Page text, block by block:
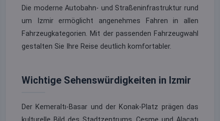
Die moderne Autobahn- und Straßeninfrastruktur rund
um Izmir ermöglicht angenehmes Fahren in allen
Fahrzeugkategorien. Mit der passenden Fahrzeugwahl
gestalten Sie Ihre Reise deutlich komfortabler.
Wichtige Sehenswürdigkeiten in Izmir
Der Kemeraltı-Basar und der Konak-Platz prägen das